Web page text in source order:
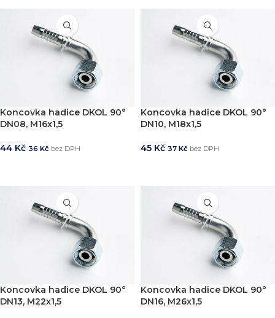
Koncovka hadice DKOL 90°
DN08, M16x1,5
44 Kč 36 Kč bez DPH
Koncovka hadice DKOL 90°
DN10, M18x1,5
45 Kč 37 Kč bez DPH
Koncovka hadice DKOL 90°
DN13, M22x1,5
Koncovka hadice DKOL 90°
DN16, M26x1,5